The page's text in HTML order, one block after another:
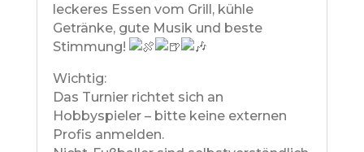
leckeres Essen vom Grill, kühle
Getränke, gute Musik und beste
Stimmung!
Wichtig:
Das Turnier richtet sich an
Hobbyspieler – bitte keine externen
Profis anmelden.